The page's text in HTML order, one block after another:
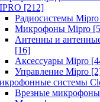
[212]
Радиосистемы Mipro
Микрофоны Mipro
Антенны и
[16]
Аксессуары Mipro
Управление Mipro
системы
Врезные